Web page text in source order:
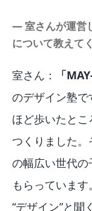
― 室さんが運営
について教えて
室さん： 「
のデザイン塾
ほど歩いたと
つくりました
の幅広い世代
もらっています。
“デザイン”と聞